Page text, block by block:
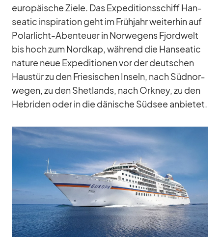
eu­ro­päi­sche Ziele. Das Ex­pe­di­ti­ons­schiff Han­
sea­tic in­spi­ra­tion geht im Früh­jahr wei­ter­hin auf
Po­lar­licht-Aben­teuer in Nor­we­gens Fjord­welt
bis hoch zum Nord­kap, wäh­rend die Han­sea­tic
na­ture neue Ex­pe­di­tio­nen vor der deut­schen
Haus­tür zu den Frie­si­schen In­seln, nach Süd­nor­
we­gen, zu den Shet­lands, nach Ork­ney, zu den
He­bri­den oder in die dä­ni­sche Süd­see an­bie­tet.